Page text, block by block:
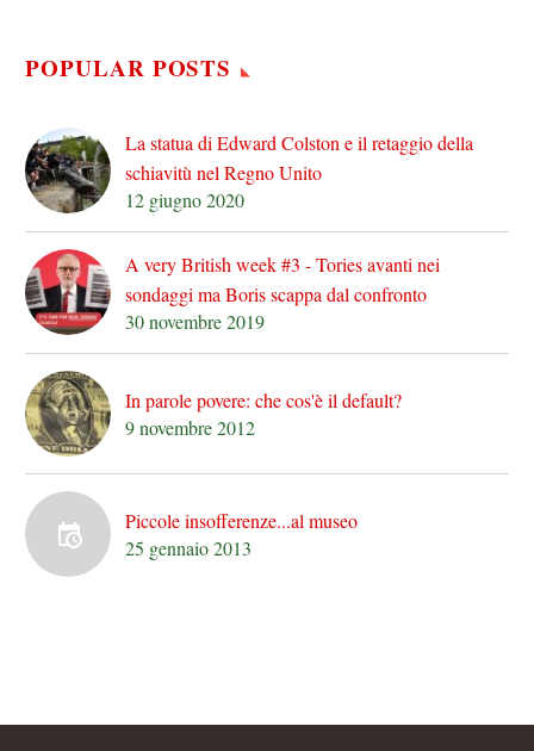
POPULAR POSTS
La statua di Edward Colston e il retaggio della
schiavitù nel Regno Unito
12 giugno 2020
A very British week #3 - Tories avanti nei
sondaggi ma Boris scappa dal confronto
30 novembre 2019
In parole povere: che cos'è il default?
9 novembre 2012
Piccole insofferenze...al museo
25 gennaio 2013